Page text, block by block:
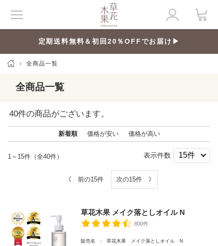
定期送料無料＆初回20％OFFでお届け▶
全商品一覧
全商品一覧
40件の商品がございます。
新着順 価格が安い 価格が高い
1～15件（全40件） 表示件数
《 前の15件 次の15件 》
草花木果 メイク落としオイル N
800件
販売名 : 草花木果 メイク落としオイル N